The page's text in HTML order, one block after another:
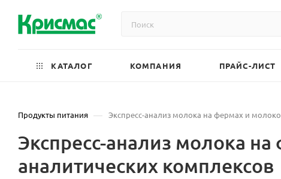
КАТАЛОГ КОМПАНИЯ ПРАЙС-ЛИСТ
Продукты питания — Экспресс-анализ молока на фермах и
Экспресс-анализ молока
аналитических комплексов